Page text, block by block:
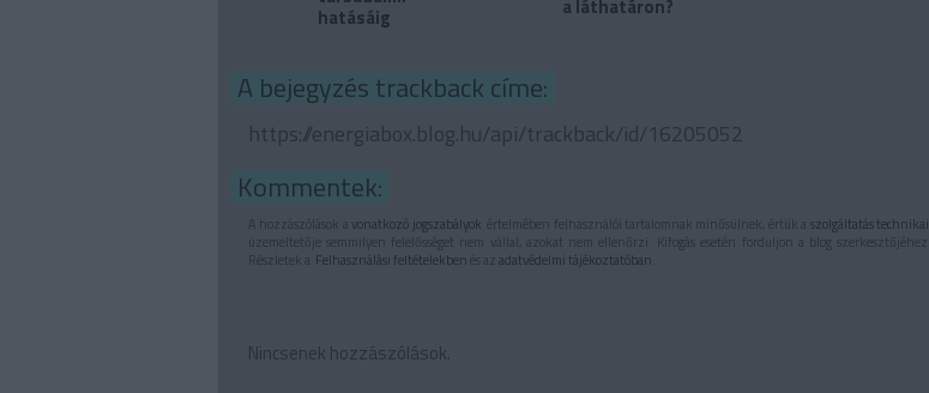
hatásáig a láthatáron?
A bejegyzés trackback címe:
https://energiabox.blog.hu/api/trackback/id/16205052
Kommentek:
A hozzászólások a vonatkozó jogszabályok értelmében felhasználói tartalomnak minősülnek, értük a szolgáltatás technikai
üzemeltetője semmilyen felelősséget nem vállal, azokat nem ellenőrzi. Kifogás esetén forduljon a blog szerkesztőjéhez.
Részletek a Felhasználási feltételekbenés azadatvédelmi tájékoztatóban
Nincsenek hozzászólások.